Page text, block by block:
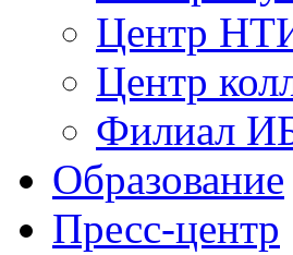
Центр
Центр
Филиал
Образование
Пресс-центр